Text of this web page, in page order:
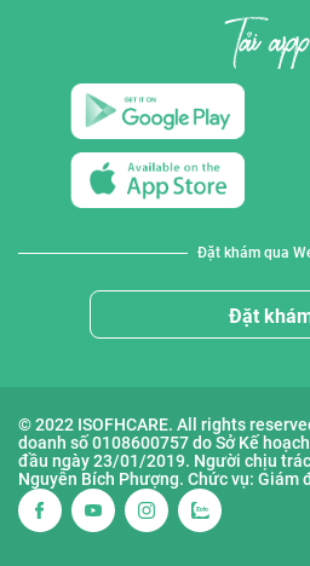
Đặt khám qua
Đặt
© 2022 ISOFHCARE. All rights
doanh số 0108600757 do Sở Kế
đầu ngày 23/01/2019. Người chịu
Nguyễn Bích Phượng. Chức vụ: Giám